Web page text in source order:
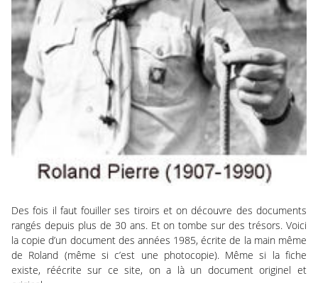
Des fois il faut fouiller ses tiroirs et on découvre des documents
rangés depuis plus de 30 ans. Et on tombe sur des trésors. Voici
la copie d’un document des années 1985, écrite de la main même
de Roland (même si c’est une photocopie). Même si la fiche
existe, réécrite sur ce site, on a là un document originel et